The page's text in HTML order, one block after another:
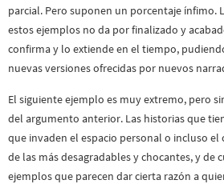
parcial. Pero suponen un porcentaje ínfimo.
estos ejemplos no da por finalizado y
confirma y lo extiende en el tiempo,
nuevas versiones ofrecidas por nuevos
El siguiente ejemplo es muy extremo, pero
del argumento anterior. Las historias que
que invaden el espacio personal o incluso
de las más desagradables y chocantes, y de
ejemplos que parecen dar cierta razón a